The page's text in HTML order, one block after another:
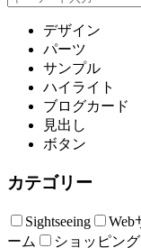
デザイン
パーツ
サンプル
ハイライト
ブログカード
見出し
ボタン
カテゴリー
Sightseeing Web
ーム
ショッピング